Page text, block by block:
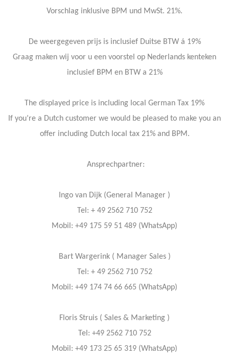
Vorschlag inklusive BPM und MwSt. 21%.
De weergegeven prijs is inclusief Duitse BTW á 19%
Graag maken wij voor u een voorstel op Nederlands kenteken
inclusief BPM en BTW a 21%
The displayed price is including local German Tax 19%
If you’re a Dutch customer we would be pleased to make you an
offer including Dutch local tax 21% and BPM.
Ansprechpartner:
Ingo van Dijk (General Manager )
Tel: + 49 2562 710 752
Mobil: +49 175 59 51 489 (WhatsApp)
Bart Wargerink ( Manager Sales )
Tel: + 49 2562 710 752
Mobil: +49 174 74 66 665 (WhatsApp)
Floris Struis ( Sales & Marketing )
Tel: +49 2562 710 752
Mobil: +49 173 25 65 319 (WhatsApp)